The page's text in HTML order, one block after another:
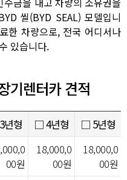
씰(BYD SEAL) 모델입니
한 차량으로, 전국 어디서나
있습니다.
기렌터카 견적
형 □ 4년형 □ 5년형
00원
18,000,0
00원
18,000,0
00원